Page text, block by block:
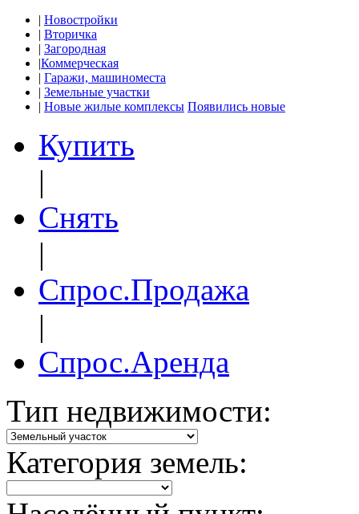
| Новостройки
| Вторичка
| Загородная
|Коммерческая
| Гаражи, машиноместа
| Земельные участки
| Новые жилые комплексы Появились новые
Купить
|
Снять
|
Спрос.Продажа
|
Спрос.Аренда
Тип недвижимости:
Категория земель: